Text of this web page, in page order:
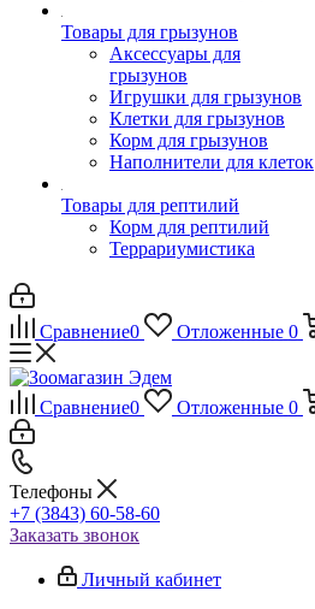
Товары для грызунов
Аксессуары для
грызунов
Игрушки для грызунов
Клетки для грызунов
Корм для грызунов
Наполнители для клеток
Товары для рептилий
Корм для рептилий
Террариумистика
Сравнение0 Отложенные 0
Сравнение0 Отложенные 0
Телефоны
+7 (3843) 60-58-60
Заказать звонок
Личный кабинет